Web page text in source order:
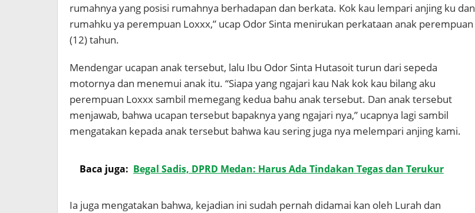
rumahnya yang posisi rumahnya berhadapan dan berkata. Kok kau lempari anjing ku dan
rumahku ya perempuan Loxxx,” ucap Odor Sinta menirukan perkataan anak perempuan
(12) tahun.
Mendengar ucapan anak tersebut, lalu Ibu Odor Sinta Hutasoit turun dari sepeda
motornya dan menemui anak itu. “Siapa yang ngajari kau Nak kok kau bilang aku
perempuan Loxxx sambil memegang kedua bahu anak tersebut. Dan anak tersebut
menjawab, bahwa ucapan tersebut bapaknya yang ngajari nya,” ucapnya lagi sambil
mengatakan kepada anak tersebut bahwa kau sering juga nya melempari anjing kami.
Baca juga: Begal Sadis, DPRD Medan: Harus Ada Tindakan Tegas dan Terukur
Ia juga mengatakan bahwa, kejadian ini sudah pernah didamai kan oleh Lurah dan